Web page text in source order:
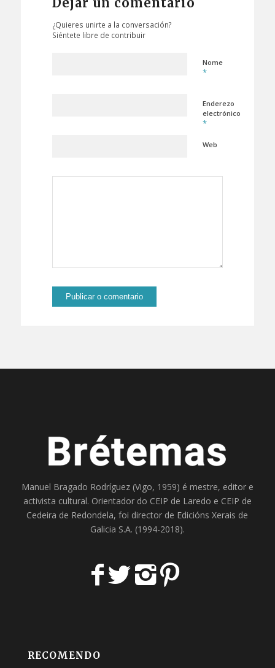
¿Quieres unirte a la conversación?
Siéntete libre de contribuir
Nome
*
Enderezo
electrónico
*
Web
Manuel Bragado Rodríguez (Vigo, 1959) é mestre, editor e
activista cultural. Orientador do CEIP de Laredo e CEIP de
Cedeira de Redondela, foi director de Edicións Xerais de
Galicia S.A. (1994-2018).
RECOMENDO